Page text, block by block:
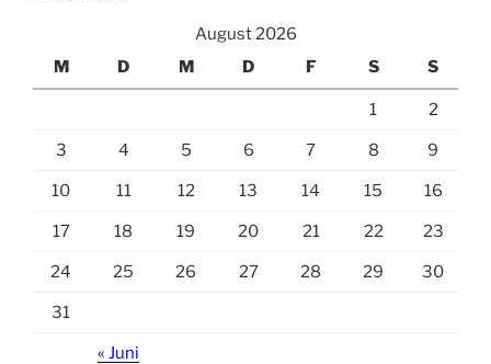
August 2026
M
D M D F S S
1 2
3 4 5 6 7 8 9
10 11 12 13 14 15 16
17 18 19 20 21 22 23
24 25 26 27 28 29 30
31
« Juni